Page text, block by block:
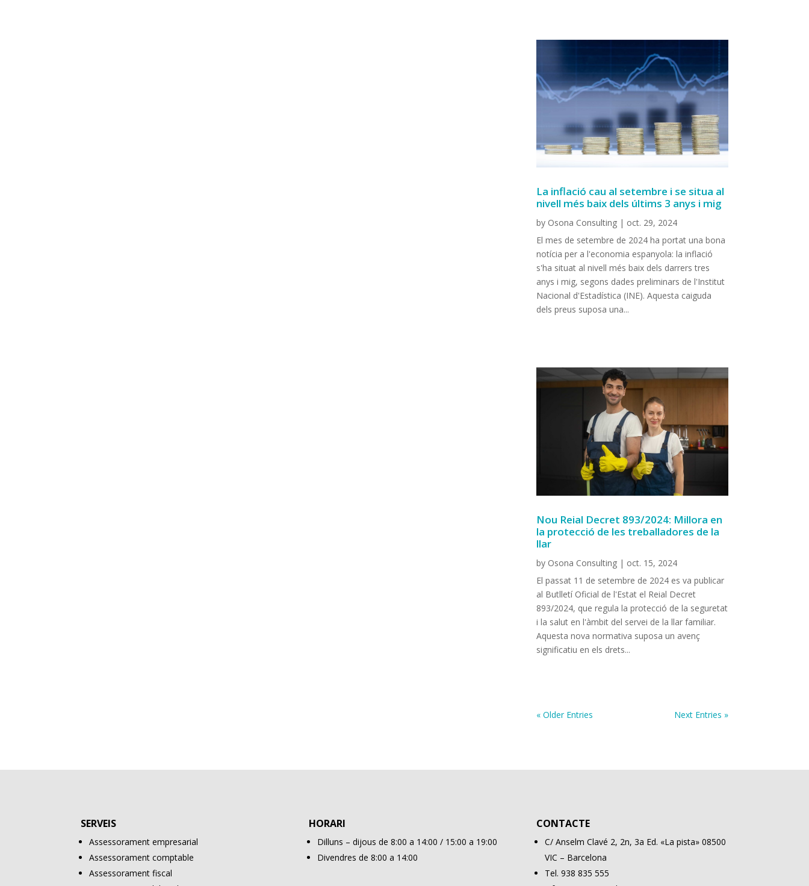
La inflació cau al setembre i se situa al
nivell més baix dels últims 3 anys i mig
by Osona Consulting| oct. 29, 2024
El mes de setembre de 2024 ha portat una bona
notícia per a l'economia espanyola: la inflació
s'ha situat al nivell més baix dels darrers tres
anys i mig, segons dades preliminars de l'Institut
Nacional d'Estadística (INE). Aquesta caiguda
dels preus suposa una...
Nou Reial Decret 893/2024: Millora en
la protecció de les treballadores de la
llar
by Osona Consulting| oct. 15, 2024
El passat 11 de setembre de 2024 es va publicar
al Butlletí Oficial de l'Estat el Reial Decret
893/2024, que regula la protecció de la seguretat
i la salut en l'àmbit del servei de la llar familiar.
Aquesta nova normativa suposa un avenç
significatiu en els drets...
« Older Entries Next Entries »
SERVEIS
Assessorament empresarial
Assessorament comptable
Assessorament fiscal
HORARI
Dilluns – dijous de 8:00 a 14:00 / 15:00 a 19:00
Divendres de 8:00 a 14:00
CONTACTE
C/ Anselm Clavé 2, 2n, 3a Ed. «La pista» 08500
VIC – Barcelona
Tel. 938 835 555